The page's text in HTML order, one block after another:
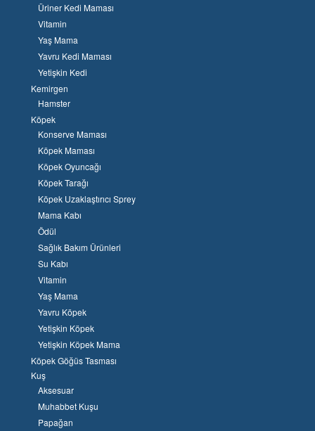
Üriner Kedi Maması
Vitamin
Yaş Mama
Yavru Kedi Maması
Yetişkin Kedi
Kemirgen
Hamster
Köpek
Konserve Maması
Köpek Maması
Köpek Oyuncağı
Köpek Tarağı
Köpek Uzaklaştırıcı Sprey
Mama Kabı
Ödül
Sağlık Bakım Ürünleri
Su Kabı
Vitamin
Yaş Mama
Yavru Köpek
Yetişkin Köpek
Yetişkin Köpek Mama
Köpek Göğüs Tasması
Kuş
Aksesuar
Muhabbet Kuşu
Papağan